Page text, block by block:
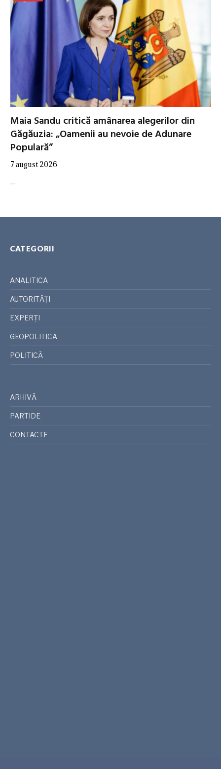
Maia Sandu critică amânarea alegerilor din
Găgăuzia: „Oamenii au nevoie de Adunare
Populară”
7 august 2026
…
CATEGORII
ANALITICA
AUTORITĂȚI
EXPERȚI
GEOPOLITICA
POLITICĂ
ARHIVĂ
PARTIDE
CONTACTE